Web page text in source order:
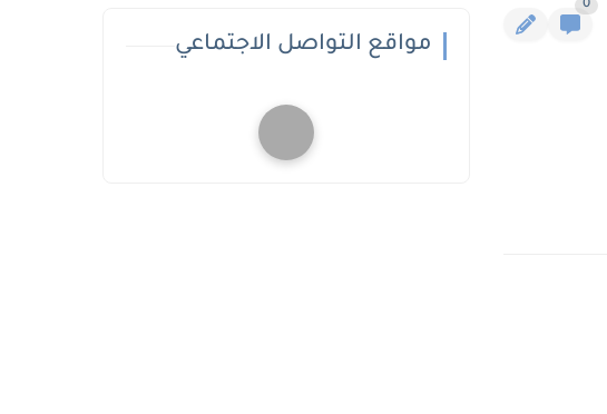
0
مواقع التواصل الاجتماعي